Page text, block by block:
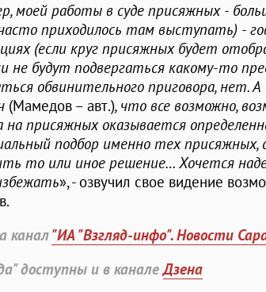
моей работы в суде присяжных -
приходилось там выступать) -
(если круг присяжных будет
не будут подвергаться какому-то
обвинительного приговора, нет.
(Мамедов – авт.), что все возможно,
на присяжных оказывается
подбор именно тех
то или иное решение… Хочется
», - озвучил свое видение
канал"ИА "Взгляд-инфо". Новости
доступны и в каналеДзена